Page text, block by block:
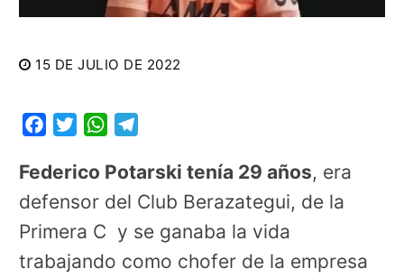
15 DE JULIO DE 2022
FacebookTwitterWhatsApp
Federico Potarski tenía 29 años, era
defensor del Club Berazategui, de la
Primera C y se ganaba la vida
trabajando como chofer de la empresa